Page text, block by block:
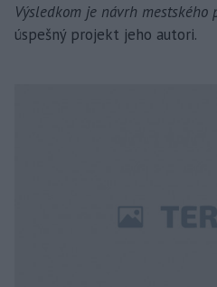
Výsledkom je návrh mestského
úspešný projekt jeho autori.